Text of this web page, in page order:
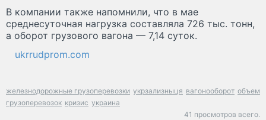
В компании также напомнили, что в мае
среднесуточная нагрузка составляла 726 тыс. тонн,
а оборот грузового вагона — 7,14 суток.
ukrrudprom.com
железнодорожные грузоперевозки укрзализныця вагонооборот объем
грузоперевозок кризис украина
41 просмотров всего.